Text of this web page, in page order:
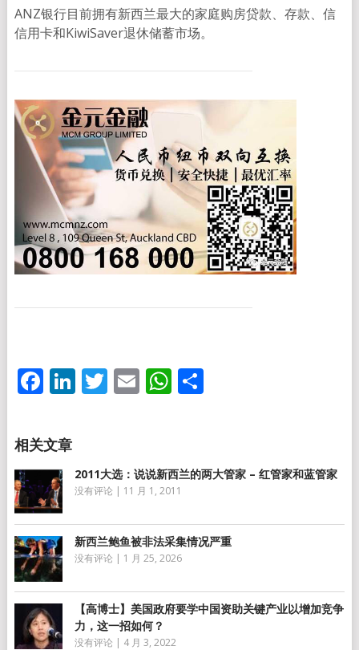
ANZ银行目前拥有新西兰最大的家庭购房贷款、存款、信
信用卡和KiwiSaver退休储蓄市场。
Facebook
LinkedIn
Twitter
EmailWhatsApp
分
2011大选：说说新西兰的两大管家 – 红管家和蓝管家
没有评论 | 11 月 1, 2011
新西兰鲍鱼被非法采集情况严重
没有评论 | 1 月 25, 2026
【高博士】美国政府要学中国资助关键产业以增加竞争
力，这一招如何？
没有评论 | 4 月 3, 2022